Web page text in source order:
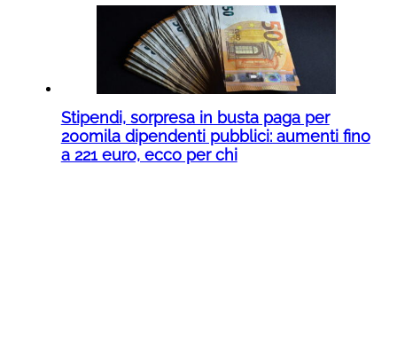
Stipendi, sorpresa in busta paga per
200mila dipendenti pubblici: aumenti fino
a 221 euro, ecco per chi